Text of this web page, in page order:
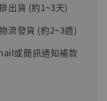
出貨 (約1~3天)
流發貨 (約2~3週)
或簡訊通知補款